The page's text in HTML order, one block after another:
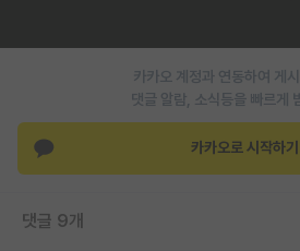
카카오 계정과 연동하여 게
댓글 알람, 소식등을 빠르게
카카오로 시작하기
댓글 9개